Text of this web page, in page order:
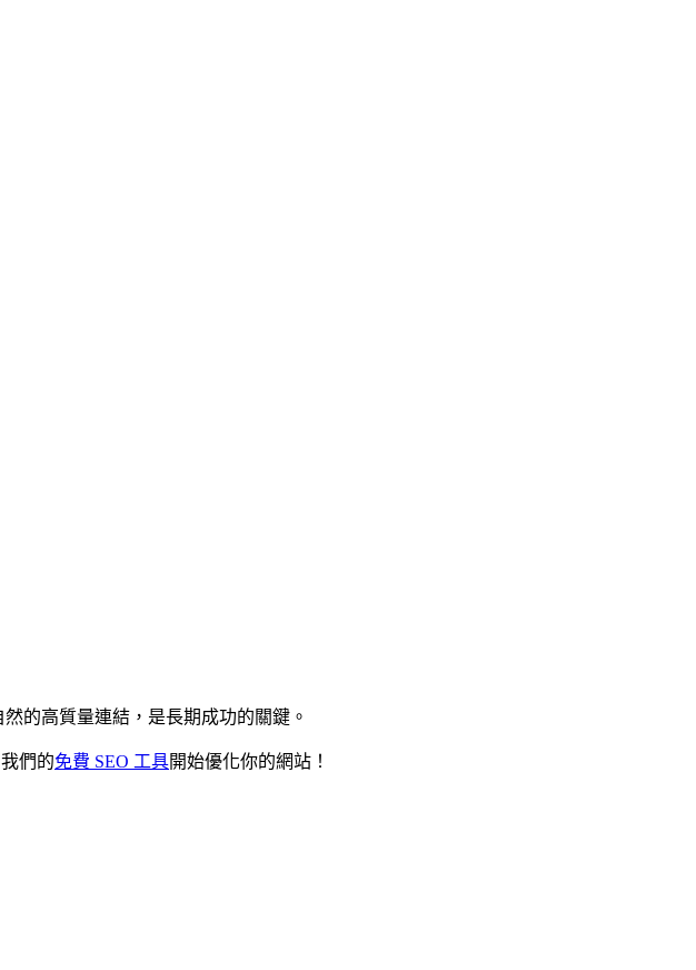
的高質量連結，是長期成功的關鍵。
們的免費 SEO 工具開始優化你的網站！